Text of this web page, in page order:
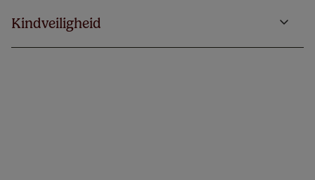
Kindveiligheid